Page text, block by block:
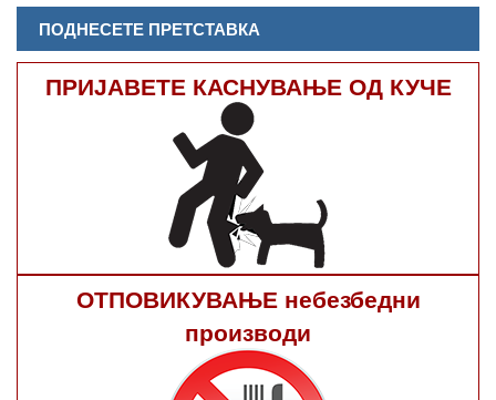
ПОДНЕСЕТЕ ПРЕТСТАВКА
ПРИЈАВЕТЕ КАСНУВАЊЕ ОД КУЧЕ
ОТПОВИКУВАЊЕ небезбедни
производи